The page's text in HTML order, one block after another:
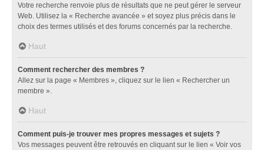
Votre recherche renvoie plus de résultats que ne peut gérer le serveur
Web. Utilisez la « Recherche avancée » et soyez plus précis dans le
choix des termes utilisés et des forums concernés par la recherche.
Haut
Comment rechercher des membres ?
Allez sur la page « Membres », cliquez sur le lien « Rechercher un
membre ».
Haut
Comment puis-je trouver mes propres messages et sujets ?
Vos messages peuvent être retrouvés en cliquant sur le lien « Voir vos